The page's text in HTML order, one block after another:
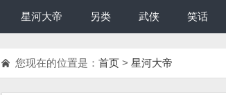
星河大帝 另类 武侠 笑话
您现在的位置是： 首页 > 星河大帝